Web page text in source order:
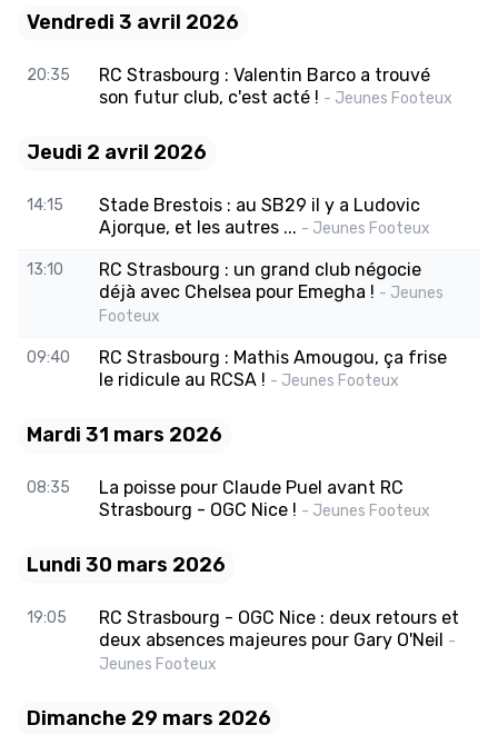
Vendredi 3 avril 2026
20:35
RC Strasbourg : Valentin Barco a trouvé
son futur club, c'est acté ! - Jeunes Footeux
Jeudi 2 avril 2026
14:15
Stade Brestois : au SB29 il y a Ludovic
Ajorque, et les autres ... - Jeunes Footeux
13:10
RC Strasbourg : un grand club négocie
déjà avec Chelsea pour Emegha ! - Jeunes
Footeux
09:40
RC Strasbourg : Mathis Amougou, ça frise
le ridicule au RCSA ! - Jeunes Footeux
Mardi 31 mars 2026
08:35
La poisse pour Claude Puel avant RC
Strasbourg - OGC Nice ! - Jeunes Footeux
Lundi 30 mars 2026
19:05
RC Strasbourg - OGC Nice : deux retours et
deux absences majeures pour Gary O'Neil -
Jeunes Footeux
Dimanche 29 mars 2026